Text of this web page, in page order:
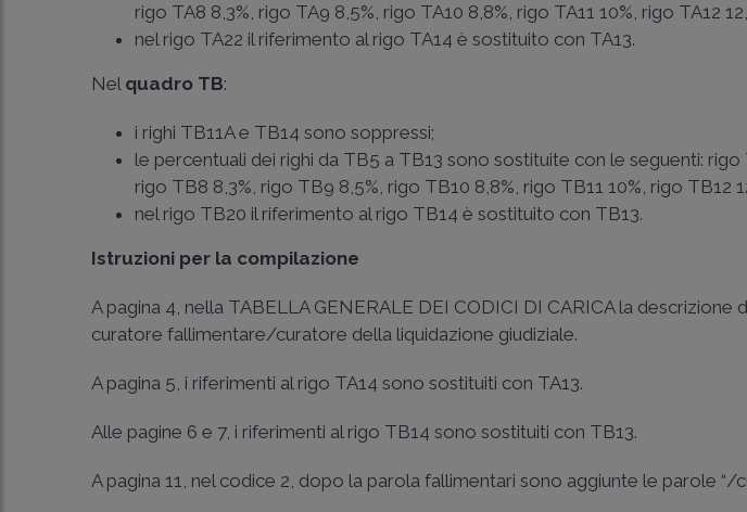
rigo TA8 8,3%, rigo TA9 8,5%, rigo TA10 8,8%, rigo TA11 10%, rigo TA12
nel rigo TA22 il riferimento al rigo TA14 è sostituito con TA13.
Nel quadro TB:
i righi TB11A e TB14 sono soppressi;
le percentuali dei righi da TB5 a TB13 sono sostituite con le seguenti: rigo
rigo TB8 8,3%, rigo TB9 8,5%, rigo TB10 8,8%, rigo TB11 10%, rigo TB12
nel rigo TB20 il riferimento al rigo TB14 è sostituito con TB13.
Istruzioni per la compilazione
A pagina 4, nella TABELLA GENERALE DEI CODICI DI CARICA la
curatore fallimentare/curatore della liquidazione giudiziale.
A pagina 5, i riferimenti al rigo TA14 sono sostituiti con TA13.
Alle pagine 6 e 7, i riferimenti al rigo TB14 sono sostituiti con TB13.
A pagina 11, nel codice 2, dopo la parola fallimentari sono aggiunte le parole “/